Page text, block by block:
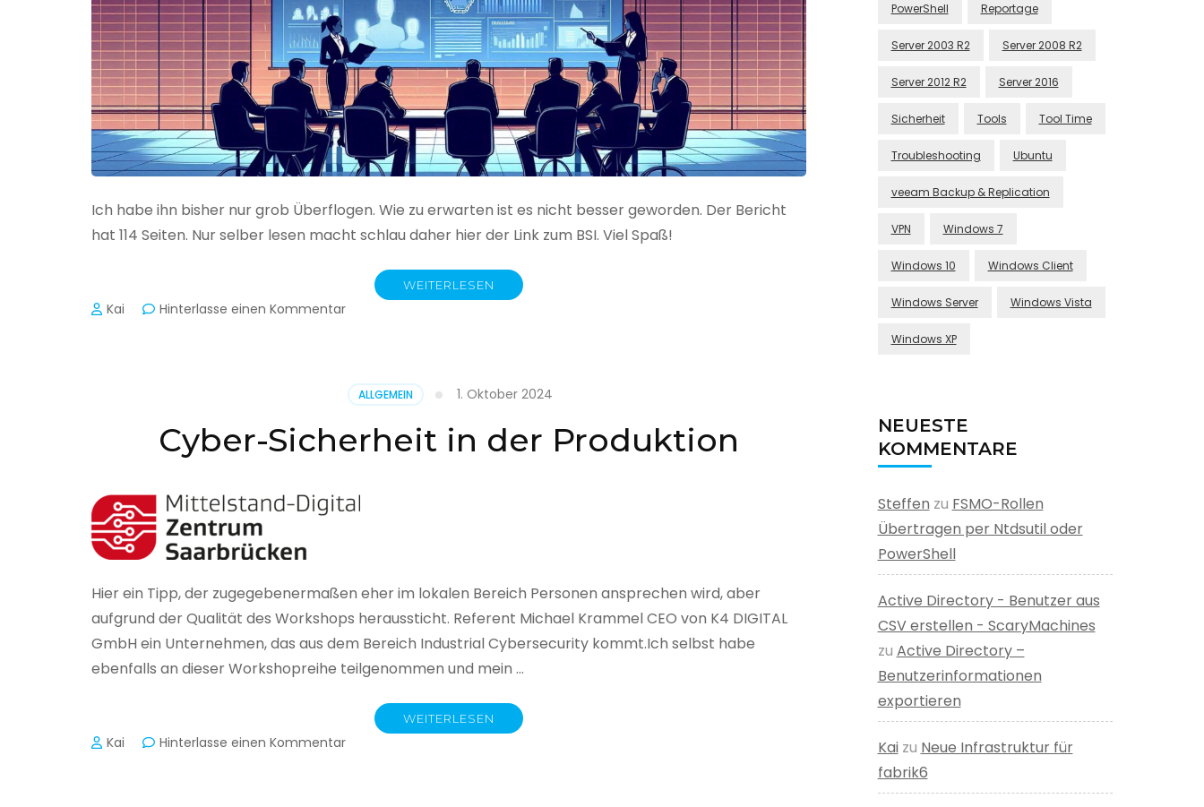
Ich habe ihn bisher nur grob Überflogen. Wie zu erwarten ist es nicht besser geworden. Der Bericht
hat 114 Seiten. Nur selber lesen macht schlau daher hier der Link zum BSI. Viel Spaß!
WEITERLESEN
Kai Hinterlasse einen Kommentarzu
heute
seinen
zur
in
Deutschland
ALLGEMEIN 1. Oktober 2024
Cyber-Sicherheit in der Produktion
Hier ein Tipp, der zugegebenermaßen eher im lokalen Bereich Personen ansprechen wird, aber
aufgrund der Qualität des Workshops heraussticht. Referent Michael Krammel CEO von K4 DIGITAL
GmbH ein Unternehmen, das aus dem Bereich Industrial Cybersecurity kommt.Ich selbst habe
ebenfalls an dieser Workshopreihe teilgenommen und mein …
WEITERLESEN
Kai Hinterlasse einen Kommentarzu
PowerShell Reportage
Server 2003 R2 Server 2008 R2
Server 2012 R2 Server 2016
Sicherheit Tools Tool Time
Troubleshooting Ubuntu
veeam Backup & Replication
VPN Windows 7
Windows 10 Windows Client
Windows Server Windows Vista
Windows XP
NEUESTE
KOMMENTARE
Steffen zu FSMO-Rollen
Übertragen per Ntdsutil oder
PowerShell
Active Directory - Benutzer aus
CSV erstellen - ScaryMachines
zu Active Directory –
Benutzerinformationen
exportieren
Kaizu Neue Infrastruktur für
fabrik6